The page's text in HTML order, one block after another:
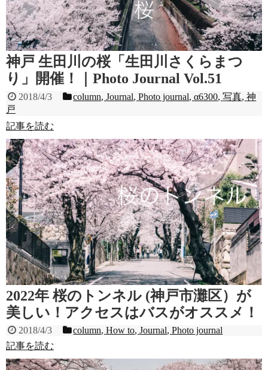
神戸 生田川の桜「生田川さくらまつ
り」開催！｜Photo Journal Vol.51
2018/4/3 column,Journal,Photo journal,α6300,写真,神
戸
記事を読む
2022年 桜のトンネル (神戸市灘区）が
美しい！アクセスはバスがオススメ！
2018/4/3 column,How to,Journal,Photo journal
記事を読む